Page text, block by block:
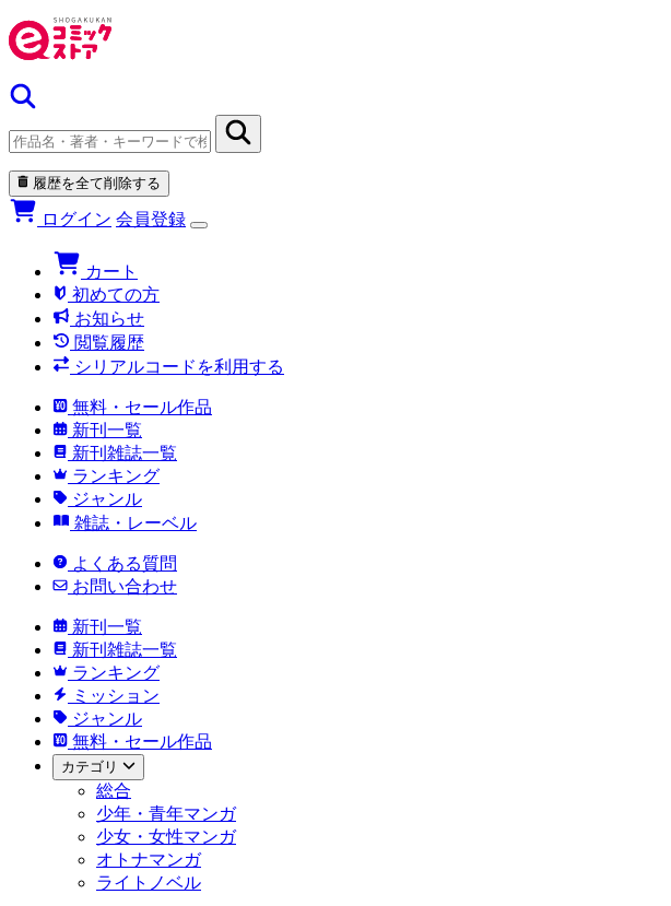
履歴を全て削除する
ログイン 会員登録
カート
初めての方
お知らせ
閲覧履歴
シリアルコードを利用する
無料・セール作品
新刊一覧
新刊雑誌一覧
ランキング
ジャンル
雑誌・レーベル
よくある質問
お問い合わせ
新刊一覧
新刊雑誌一覧
ランキング
ミッション
ジャンル
無料・セール作品
カテゴリ
総合
少年・青年マンガ
少女・女性マンガ
オトナマンガ
ライトノベル